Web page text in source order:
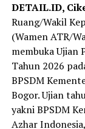
Pembangunan
“Provinsi Jawa
Pulau Jawa
program ini di
kebutuhan yang
Barat sangat
penguatan
pertanahan dan
DETAIL.ID,
Ruang/Wakil
(Wamen ATR/
membuka Ujian
Tahun 2026
BPSDM
Bogor. Ujian
yakni BPSDM
Azhar